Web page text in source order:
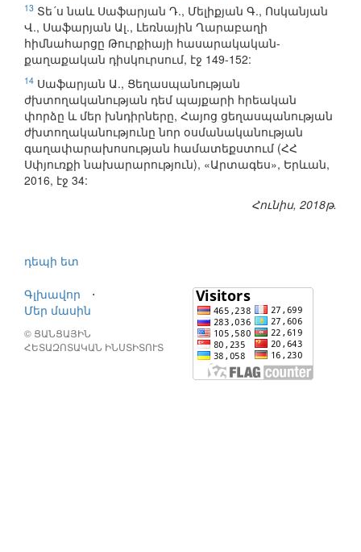
13 Տե´ս նաև Սաֆարյան Դ., Մելիքյան Գ., Ոսկանյան
Վ., Սաֆարյան Ալ., Լեռնային Ղարաբաղի
հիմնահարցը Թուրքիայի հասարակական-
քաղաքական դիսկուրսում, էջ 149-152:
14 Սաֆարյան Ա., Ցեղասպանության
ժխտողականության դեմ պայքարի հրեական
փորձը և մեր խնդիրները, Հայոց ցեղասպանության
ժխտողականությունը նոր օսմանականության
գաղափարախոսության համատեքստում (ՀՀ
Սփյուռքի նախարարություն), «Արտագես», Երևան,
2016, էջ 34:
Հունիս, 2018թ.
դեպի ետ
Գլխավոր
⋅
Մեր մասին
© ՑԱՆՑԱՅԻՆ
ՀԵՏԱԶՈՏԱԿԱՆ ԻՆՍՏԻՏՈՒՏ